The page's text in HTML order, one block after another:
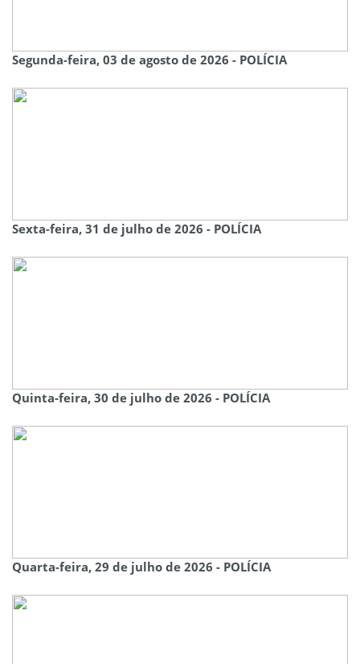
Segunda-feira, 03 de agosto de 2026 - POLÍCIA
Sexta-feira, 31 de julho de 2026 - POLÍCIA
Quinta-feira, 30 de julho de 2026 - POLÍCIA
Quarta-feira, 29 de julho de 2026 - POLÍCIA